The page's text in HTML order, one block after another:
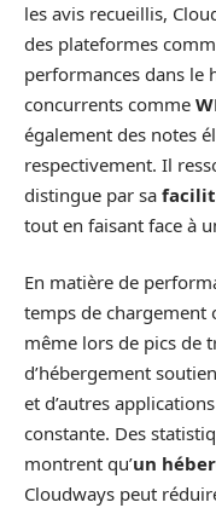
les avis recueillis,
des plateformes
performances dans le
concurrents comme
également des notes
respectivement. Il
distingue par sa
tout en faisant face à
En matière de
temps de chargement
même lors de pics de
d’hébergement
et d’autres
constante. Des
montrent qu’un
Cloudways peut